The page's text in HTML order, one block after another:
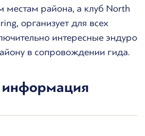
местам района, а клуб North
организует для всех
интересные эндуро
в сопровождении гида.
информация